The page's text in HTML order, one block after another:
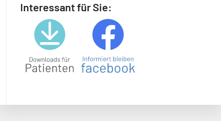
Interessant für Sie: